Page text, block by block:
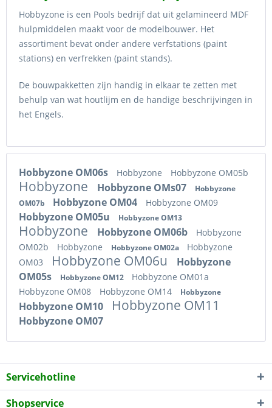
Hobbyzone is een Pools bedrijf dat uit gelamineerd MDF
hulpmiddelen maakt voor de modelbouwer. Het
assortiment bevat onder andere verfstations (paint
stations) en verfrekken (paint stands).
De bouwpakketten zijn handig in elkaar te zetten met
behulp van wat houtlijm en de handige beschrijvingen in
het Engels.
Hobbyzone OM06s Hobbyzone Hobbyzone OM05b
Hobbyzone Hobbyzone OMs07
Hobbyzone
OM07b
Hobbyzone OM04 Hobbyzone OM09
Hobbyzone OM05u Hobbyzone OM13
Hobbyzone Hobbyzone OM06b
Hobbyzone
OM02b
Hobbyzone Hobbyzone OM02a
Hobbyzone
OM03
Hobbyzone OM06u
Hobbyzone
OM05s
Hobbyzone OM12
Hobbyzone OM01a
Hobbyzone OM08
Hobbyzone OM14 Hobbyzone
Hobbyzone OM10 Hobbyzone OM11
Hobbyzone OM07
Servicehotline
Shopservice